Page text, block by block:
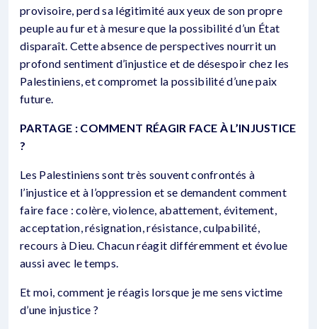
provisoire, perd sa légitimité aux yeux de son propre
peuple au fur et à mesure que la possibilité d’un État
disparaît. Cette absence de perspectives nourrit un
profond sentiment d’injustice et de désespoir chez les
Palestiniens, et compromet la possibilité d’une paix
future.
PARTAGE : COMMENT RÉAGIR FACE À L’INJUSTICE
?
Les Palestiniens sont très souvent confrontés à
l’injustice et à l’oppression et se demandent comment
faire face : colère, violence, abattement, évitement,
acceptation, résignation, résistance, culpabilité,
recours à Dieu. Chacun réagit différemment et évolue
aussi avec le temps.
Et moi, comment je réagis lorsque je me sens victime
d’une injustice ?